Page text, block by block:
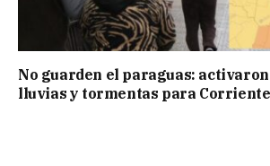
No guarden el paraguas:
lluvias y tormentas para